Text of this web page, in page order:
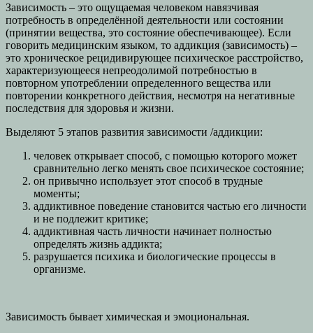
Зависимость – это ощущаемая человеком навязчивая
потребность в определённой деятельности или состоянии
(принятии вещества, это состояние обеспечивающее). Если
говорить медицинским языком, то аддикция (зависимость) –
это хроническое рецидивирующее психическое расстройство,
характеризующееся непреодолимой потребностью в
повторном употреблении определенного вещества или
повторении конкретного действия, несмотря на негативные
последствия для здоровья и жизни.
Выделяют 5 этапов развития зависимости /аддикции:
человек открывает способ, с помощью которого может
сравнительно легко менять свое психическое состояние;
он привычно использует этот способ в трудные
моменты;
аддиктивное поведение становится частью его личности
и не подлежит критике;
аддиктивная часть личности начинает полностью
определять жизнь аддикта;
разрушается психика и биологические процессы в
организме.
Зависимость бывает химическая и эмоциональная.